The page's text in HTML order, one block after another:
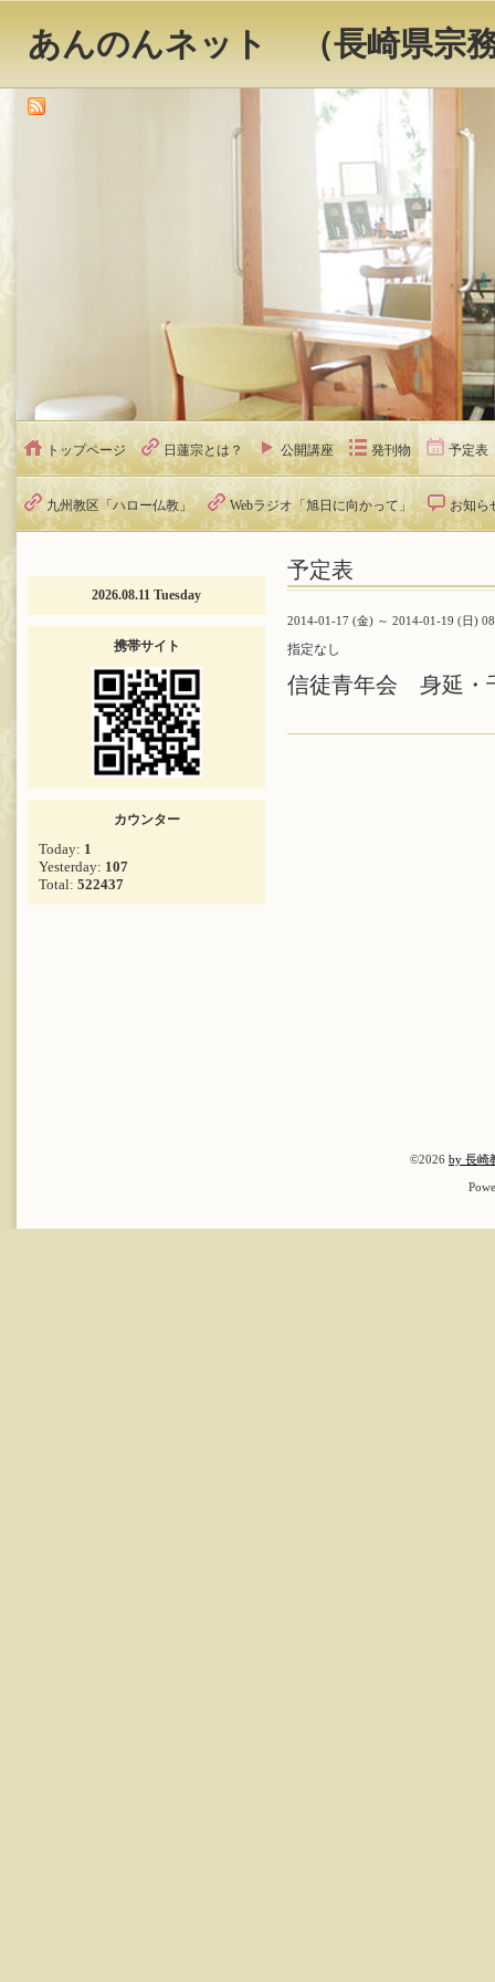
あんのんネット （長崎県宗
トップページ 日蓮宗とは？ 公開講座 発刊物 予定表
九州教区「ハロー仏教」 Webラジオ「旭日に向かって」 お知ら
予定表
2014-01-17 (金) ～ 2014-01-19 (日)
指定なし
信徒青年会 身延・
2026.08.11 Tuesday
携帯サイト
カウンター
Today: 1
Yesterday: 107
Total: 522437
©2026 by 長崎